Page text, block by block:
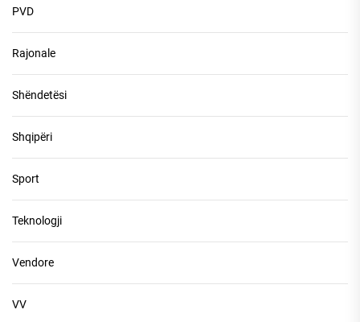
PVD
Rajonale
Shëndetësi
Shqipëri
Sport
Teknologji
Vendore
VV